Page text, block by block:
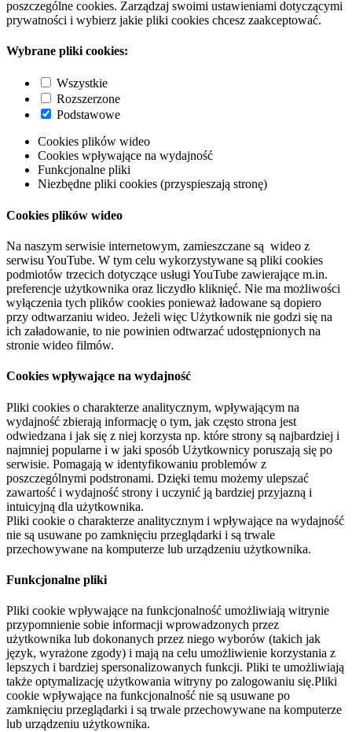
poszczególne cookies. Zarządzaj swoimi ustawieniami dotyczącymi
prywatności i wybierz jakie pliki cookies chcesz zaakceptować.
Wybrane pliki cookies:
Wszystkie
Rozszerzone
Podstawowe
Cookies plików wideo
Cookies wpływające na wydajność
Funkcjonalne pliki
Niezbędne pliki cookies (przyspieszają stronę)
Cookies plików wideo
Na naszym serwisie internetowym, zamieszczane są wideo z
serwisu YouTube. W tym celu wykorzystywane są pliki cookies
podmiotów trzecich dotyczące usługi YouTube zawierające m.in.
preferencje użytkownika oraz liczydło kliknięć. Nie ma możliwości
wyłączenia tych plików cookies ponieważ ładowane są dopiero
przy odtwarzaniu wideo. Jeżeli więc Użytkownik nie godzi się na
ich załadowanie, to nie powinien odtwarzać udostępnionych na
stronie wideo filmów.
Cookies wpływające na wydajność
Pliki cookies o charakterze analitycznym, wpływającym na
wydajność zbierają informację o tym, jak często strona jest
odwiedzana i jak się z niej korzysta np. które strony są najbardziej i
najmniej popularne i w jaki sposób Użytkownicy poruszają się po
serwisie. Pomagają w identyfikowaniu problemów z
poszczególnymi podstronami. Dzięki temu możemy ulepszać
zawartość i wydajność strony i uczynić ją bardziej przyjazną i
intuicyjną dla użytkownika.
Pliki cookie o charakterze analitycznym i wpływające na wydajność
nie są usuwane po zamknięciu przeglądarki i są trwale
przechowywane na komputerze lub urządzeniu użytkownika.
Funkcjonalne pliki
Pliki cookie wpływające na funkcjonalność umożliwiają witrynie
przypomnienie sobie informacji wprowadzonych przez
użytkownika lub dokonanych przez niego wyborów (takich jak
język, wyrażone zgody) i mają na celu umożliwienie korzystania z
lepszych i bardziej spersonalizowanych funkcji. Pliki te umożliwiają
także optymalizację użytkowania witryny po zalogowaniu się.Pliki
cookie wpływające na funkcjonalność nie są usuwane po
zamknięciu przeglądarki i są trwale przechowywane na komputerze
lub urządzeniu użytkownika.